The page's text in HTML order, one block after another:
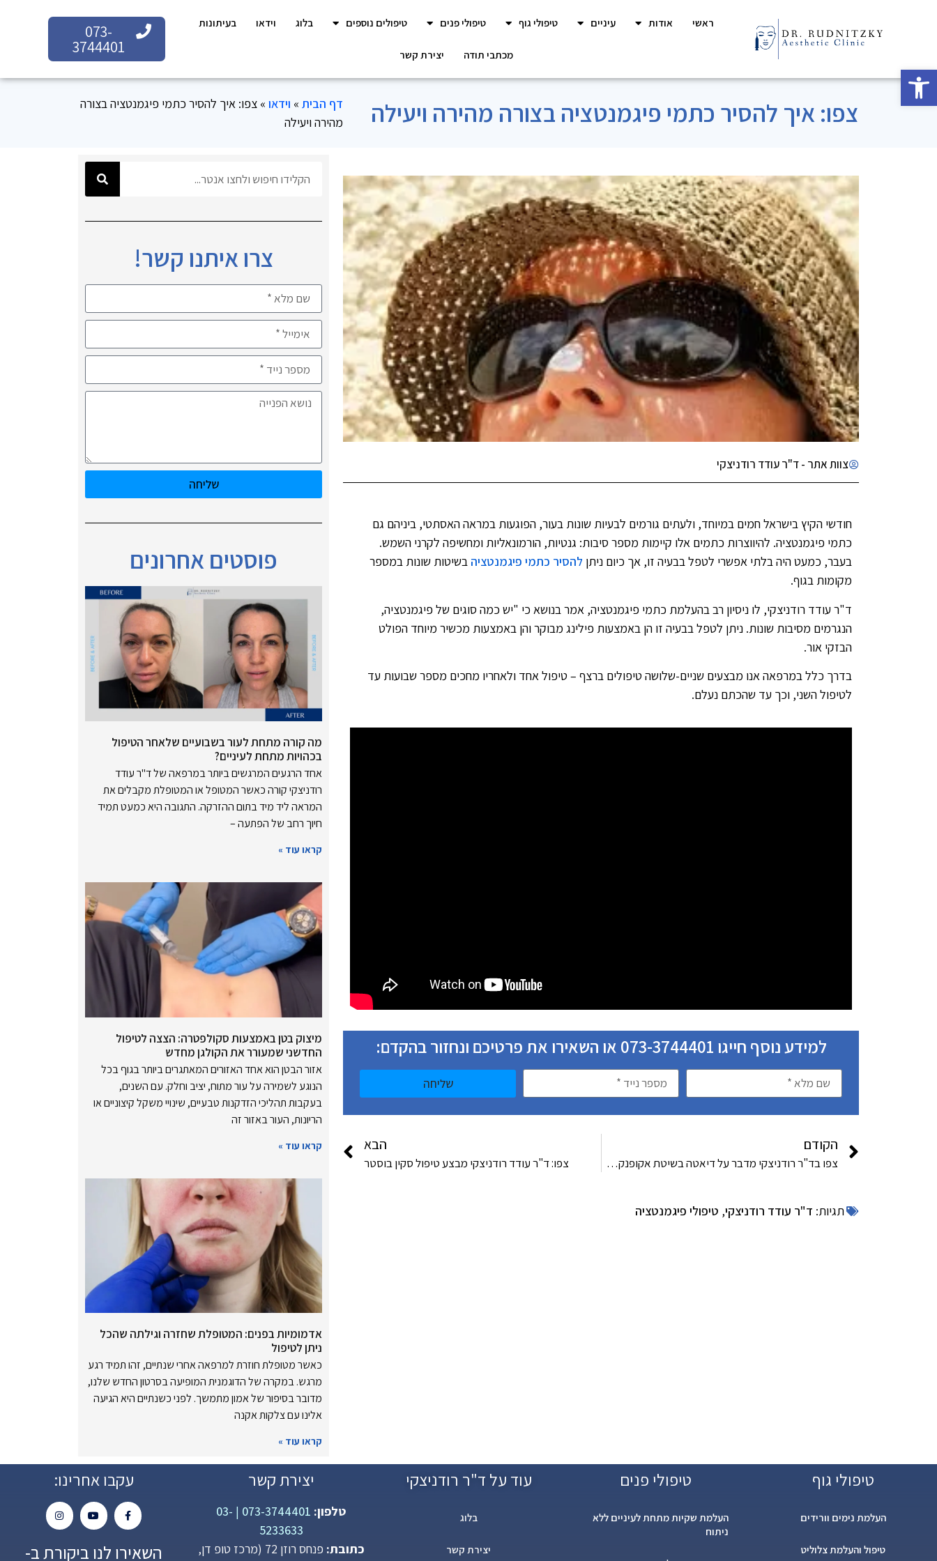
פתח סרגל נגישות
ראשי אודות עיניים טיפולי גוף טיפולי פנים טיפולים נוספים בלוג וידאו בעיתונות
מכתבי תודה יצירת קשר
073-
3744401
צפו: איך להסיר כתמי פיגמנטציה בצורה מהירה ויעילה דף הבית » וידאו »צפו: איך להסיר כתמי פיגמנטציה בצורה
מהירה ויעילה
צוות אתר - ד"ר עודד רודניצקי
חודשי הקיץ בישראל חמים במיוחד, ולעתים גורמים לבעיות שונות בעור, הפוגעות במראה האסתטי, ביניהם גם
כתמי פיגמנטציה. להיווצרות כתמים אלו קיימות מספר סיבות: גנטיות, הורמונאליות ומחשיפה לקרני השמש.
בעבר, כמעט היה בלתי אפשרי לטפל בבעיה זו, אך כיום ניתן להסיר כתמי פיגמנטציה בשיטות שונות במספר
מקומות בגוף.
ד"ר עודד רודניצקי, לו ניסיון רב בהעלמת כתמי פיגמנטציה, אמר בנושא כי "יש כמה סוגים של פיגמנטציה,
הנגרמים מסיבות שונות. ניתן לטפל בבעיה זו הן באמצעות פילינג מבוקר והן באמצעות מכשיר מיוחד הפולט
הבזקי אור.
בדרך כלל במרפאה אנו מבצעים שניים-שלושה טיפולים ברצף – טיפול אחד ולאחריו מחכים מספר שבועות עד
לטיפול השני, וכך עד שהכתם נעלם.
למידע נוסף חייגו 073-3744401 או השאירו את פרטיכם ונחזור בהקדם:
שליחה
הקודם
צפו בד"ר רודניצקי מדבר על דיאטה בשיטת אקופנקטורה עם פרופסור קרסו
הבא
צפו: ד"ר עודד רודניצקי מבצע טיפול סקין בוסטר
תגיות: ד"ר עודד רודניצקי, טיפולי פיגמנטציה
צרו איתנו קשר!
שליחה
פוסטים אחרונים
מה קורה מתחת לעור בשבועיים שלאחר הטיפול
בכהויות מתחת לעיניים?
אחד הרגעים המרגשים ביותר במרפאה של ד"ר עודד
רודניצקי קורה כאשר המטופל או המטופלת מקבלים את
המראה ליד מיד בתום ההזרקה. התגובה היא כמעט תמיד
חיוך רחב של הפתעה –
קראו עוד »
מיצוק בטן באמצעות סקולפטרה: הצצה לטיפול
החדשני שמעורר את הקולגן מחדש
אזור הבטן הוא אחד האזורים המאתגרים ביותר בגוף בכל
הנוגע לשמירה על עור מתוח, יציב וחלק. עם השנים,
בעקבות תהליכי הזדקנות טבעיים, שינויי משקל קיצוניים או
הריונות, העור באזור זה
קראו עוד »
אדמומיות בפנים: המטופלת שחזרה וגילתה שהכל
ניתן לטיפול
כאשר מטופלת חוזרת למרפאה אחרי שנתיים, זהו תמיד רגע
מרגש. במקרה של הדוגמנית המופיעה בסרטון החדש שלנו,
מדובר בסיפור של אמון מתמשך. לפני כשנתיים היא הגיעה
אלינו עם צלקות אקנה
קראו עוד »
טיפולי גוף
העלמת נימים וורידים
טיפול והעלמת צלוליט
טיפולי פנים
העלמת שקיות מתחת לעיניים ללא
ניתוח
עוד על ד"ר רודניצקי
בלוג
יצירת קשר
יצירת קשר
טלפון: 073-3744401
|
03-
5233633
כתובת:
פנחס רוזן 72 (מרכז טופ דן,
עקבו אחרינו:
השאירו לנו ביקורת ב-